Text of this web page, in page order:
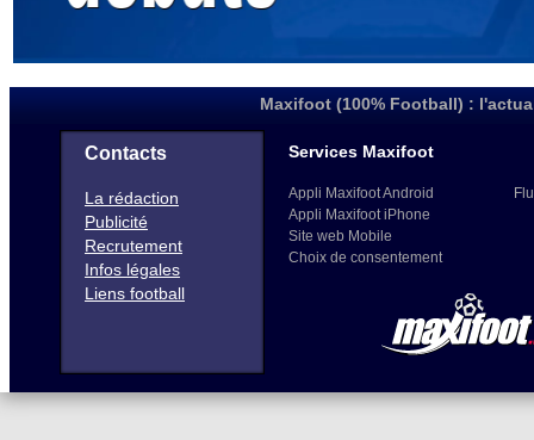
Maxifoot (100% Football) :
Contacts
La rédaction
Publicité
Recrutement
Infos légales
Liens football
Services Maxifoot
Appli Maxifoot Android
Appli Maxifoot iPhone
Site web Mobile
Choix de consentement